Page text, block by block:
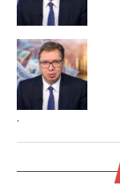
.